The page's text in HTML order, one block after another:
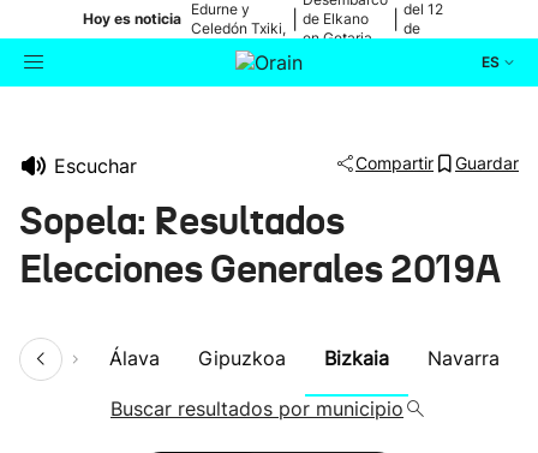
Hoy es noticia
Edurne y
Celedón Txiki,
en directo
de Elkano
en Getaria
del 12
de
ES
Escuchar Compartir Guardar
Sopela: Resultados
Elecciones Generales 2019A
Álava Gipuzkoa Bizkaia Navarra
Buscar resultados por municipio